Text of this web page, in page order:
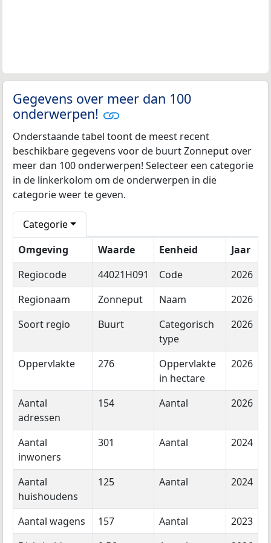
Gegevens over meer dan 100
onderwerpen!
Onderstaande tabel toont de meest recent
beschikbare gegevens voor de buurt Zonneput over
meer dan 100 onderwerpen! Selecteer een categorie
in de linkerkolom om de onderwerpen in die
categorie weer te geven.
Categorie
Omgeving
Waarde Eenheid
Jaar
Regiocode
44021H091 Code
2026
Regionaam
Zonneput Naam
2026
Soort regio
Buurt
Categorisch
type
2026
Oppervlakte 276
Oppervlakte
in hectare
2026
Aantal
adressen
154 Aantal 2026
Aantal
inwoners
301 Aantal 2024
Aantal
huishoudens
125 Aantal 2024
Aantal wagens 157 Aantal
2023